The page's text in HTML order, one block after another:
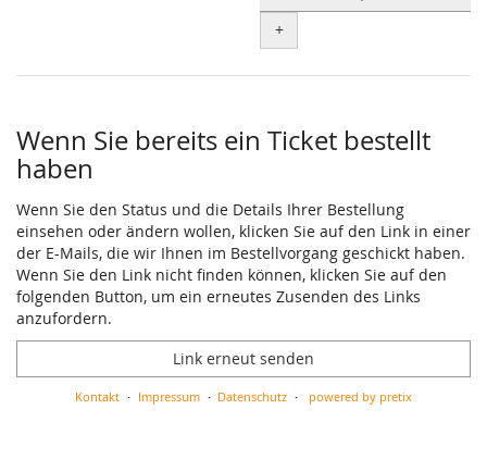
+
Wenn Sie bereits ein Ticket bestellt
haben
Wenn Sie den Status und die Details Ihrer Bestellung
einsehen oder ändern wollen, klicken Sie auf den Link in einer
der E-Mails, die wir Ihnen im Bestellvorgang geschickt haben.
Wenn Sie den Link nicht finden können, klicken Sie auf den
folgenden Button, um ein erneutes Zusenden des Links
anzufordern.
Link erneut senden
Kontakt Impressum Datenschutz powered by pretix